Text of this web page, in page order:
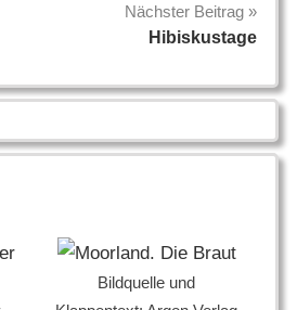
Nächster Beitrag
Hibiskustage
Bildquelle und